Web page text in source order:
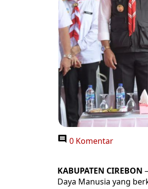
0 Komentar
KABUPATEN CIREBON
Daya Manusia yang